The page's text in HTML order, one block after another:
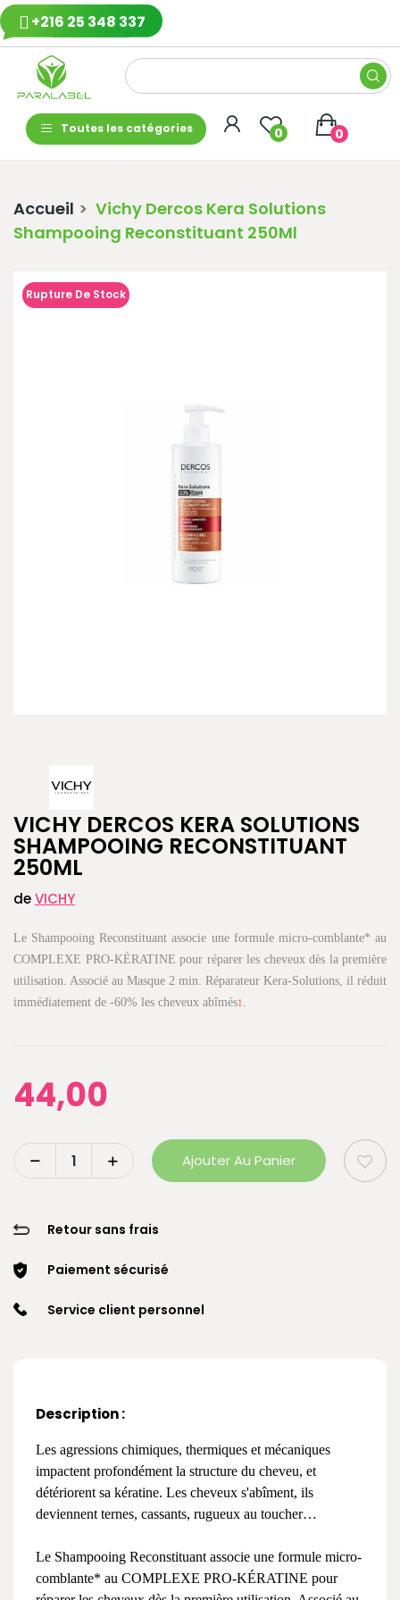
+216 25 348 337
Toutes les catégories 0 0
Accueil
Vichy Dercos Kera Solutions
Shampooing Reconstituant 250Ml
Rupture De Stock
VICHY DERCOS KERA SOLUTIONS
SHAMPOOING RECONSTITUANT
250ML
deVICHY
Le Shampooing Reconstituant associe une formule micro-comblante* au
COMPLEXE PRO-KÉRATINE pour réparer les cheveux dès la première
utilisation. Associé au Masque 2 min. Réparateur Kera-Solutions, il réduit
immédiatement de -60% les cheveux abîmés1 .
44,00
Ajouter Au Panier
Retour sans frais
Paiement sécurisé
Service client personnel
Description :
Les agressions chimiques, thermiques et mécaniques
impactent profondément la structure du cheveu, et
détériorent sa kératine. Les cheveux s'abîment, ils
deviennent ternes, cassants, rugueux au toucher…
Le Shampooing Reconstituant associe une formule micro-
comblante* au COMPLEXE PRO-KÉRATINE pour